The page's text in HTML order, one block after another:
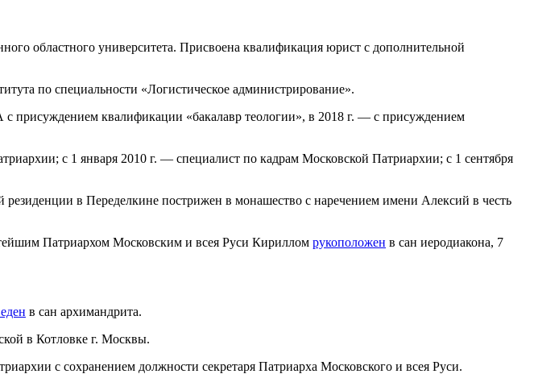
областного университета. Присвоена квалификация юрист с дополнительной
по специальности «Логистическое администрирование».
присуждением квалификации «бакалавр теологии», в 2018 г. — с присуждением
с 1 января 2010 г. — специалист по кадрам Московской Патриархии; с 1 сентября
в Переделкине пострижен в монашество с наречением имени Алексий в честь
Патриархом Московским и всея Руси Кириллом рукоположен в сан иеродиакона, 7
в сан архимандрита.
в Котловке г. Москвы.
с сохранением должности секретаря Патриарха Московского и всея Руси.